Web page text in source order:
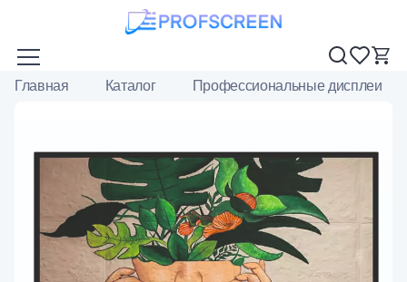
Главная Каталог Профессиональные дисплеи